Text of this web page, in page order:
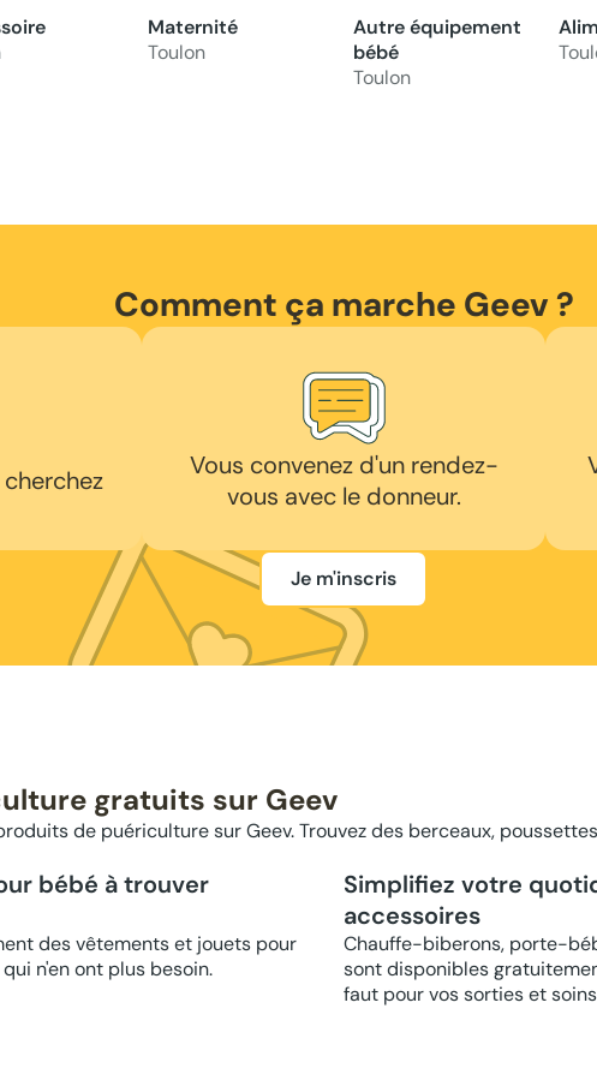
Maternité
Toulon
Autre équipement
bébé
Toulon
Comment ça marche Geev ?
Vous convenez d'un rendez-
vous avec le donneur.
Je m'inscris
gratuits sur Geev
de puériculture sur Geev. Trouvez des berceaux,
bébé à trouver
des vêtements et jouets pour
n'en ont plus besoin.
Simplifiez votre
accessoires
Chauffe-biberons, porte-
sont disponibles
faut pour vos sorties et